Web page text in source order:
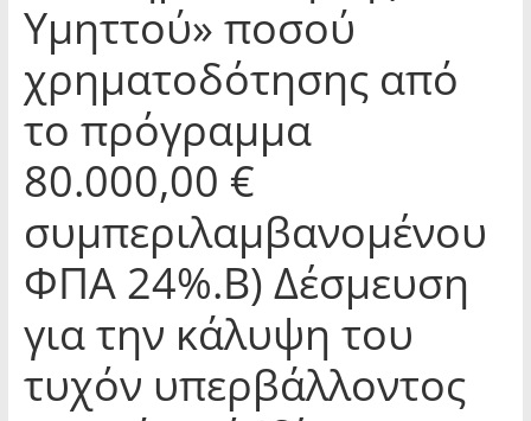
Υμηττού» ποσού
χρηματοδότησης από
το πρόγραμμα
80.000,00 €
συμπεριλαμβανομένου
ΦΠΑ 24%.Β) Δέσμευση
για την κάλυψη του
τυχόν υπερβάλλοντος